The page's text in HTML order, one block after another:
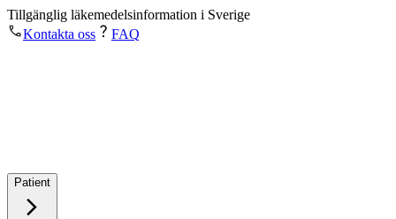
Tillgänglig läkemedelsinformation i Sverige
Kontakta oss
FAQ
Patient